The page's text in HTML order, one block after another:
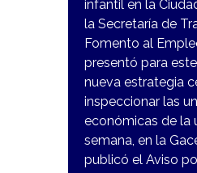
infantil en la
la Secretaría de
Fomento al
presentó para
nueva estrategia
inspeccionar las
económicas de la
semana, en la
publicó el Aviso